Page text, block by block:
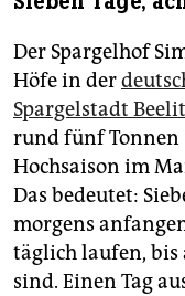
Der Spargelhof
Höfe in der
Spargelstadt
rund fünf Tonnen
Hochsaison im
Das bedeutet:
morgens
täglich laufen, bis
sind. Einen Tag